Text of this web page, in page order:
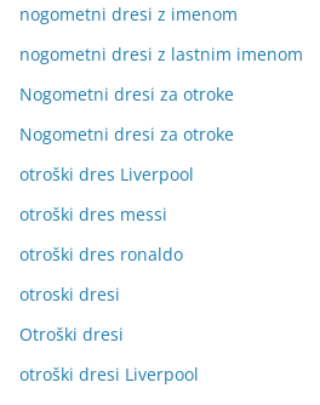
nogometni dresi z imenom
nogometni dresi z lastnim imenom
Nogometni dresi za otroke
Nogometni dresi za otroke
otroški dres Liverpool
otroški dres messi
otroški dres ronaldo
otroski dresi
Otroški dresi
otroški dresi Liverpool